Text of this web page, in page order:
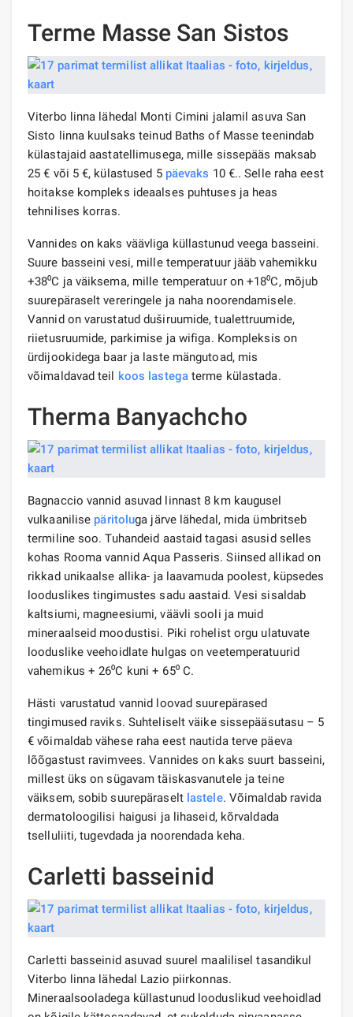
Terme Masse San Sistos
Viterbo linna lähedal Monti Cimini jalamil asuva San
Sisto linna kuulsaks teinud Baths of Masse teenindab
külastajaid aastatellimusega, mille sissepääs maksab
25 € või 5 €, külastused 5 päevaks 10 €.. Selle raha eest
hoitakse kompleks ideaalses puhtuses ja heas
tehnilises korras.
Vannides on kaks väävliga küllastunud veega basseini.
Suure basseini vesi, mille temperatuur jääb vahemikku
+38⁰С ja väiksema, mille temperatuur on +18⁰С, mõjub
suurepäraselt vereringele ja naha noorendamisele.
Vannid on varustatud duširuumide, tualettruumide,
riietusruumide, parkimise ja wifiga. Kompleksis on
ürdijookidega baar ja laste mängutoad, mis
võimaldavad teil koos lastegaterme külastada.
Therma Banyachcho
Bagnaccio vannid asuvad linnast 8 km kaugusel
vulkaanilise päritoluga järve lähedal, mida ümbritseb
termiline soo. Tuhandeid aastaid tagasi asusid selles
kohas Rooma vannid Aqua Passeris. Siinsed allikad on
rikkad unikaalse allika- ja laavamuda poolest, küpsedes
looduslikes tingimustes sadu aastaid. Vesi sisaldab
kaltsiumi, magneesiumi, väävli sooli ja muid
mineraalseid moodustisi. Piki rohelist orgu ulatuvate
looduslike veehoidlate hulgas on veetemperatuurid
vahemikus + 26⁰С kuni + 65⁰ С.
Hästi varustatud vannid loovad suurepärased
tingimused raviks. Suhteliselt väike sissepääsutasu – 5
€ võimaldab vähese raha eest nautida terve päeva
lõõgastust ravimvees. Vannides on kaks suurt basseini,
millest üks on sügavam täiskasvanutele ja teine ​​
väiksem, sobib suurepäraselt lastele. Võimaldab ravida
dermatoloogilisi haigusi ja lihaseid, kõrvaldada
tselluliiti, tugevdada ja noorendada keha.
Carletti basseinid
Carletti basseinid asuvad suurel maalilisel tasandikul
Viterbo linna lähedal Lazio piirkonnas.
Mineraalsooladega küllastunud looduslikud veehoidlad